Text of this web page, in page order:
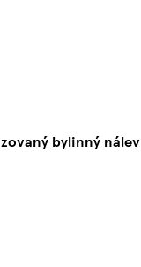
bylinný nálev